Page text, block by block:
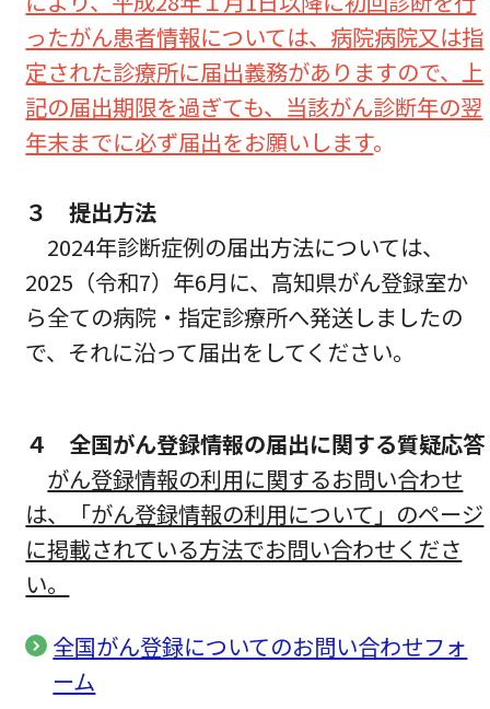
ったがん患者情報については、病院病院又は指
定された診療所に届出義務がありますので、上
記の届出期限を過ぎても、当該がん診断年の翌
年末までに必ず届出をお願いします。
３ 提出方法
2024年診断症例の届出方法については、
2025（令和7）年6月に、高知県がん登録室か
ら全ての病院・指定診療所へ発送しましたの
で、それに沿って届出をしてください。
４ 全国がん登録情報の届出に関する質疑応答
がん登録情報の利用に関するお問い合わせ
は、「がん登録情報の利用について」のページ
に掲載されている方法でお問い合わせくださ
い。
全国がん登録についてのお問い合わせフォ
ーム